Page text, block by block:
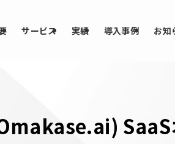
サービス 実績 導入事例 お知